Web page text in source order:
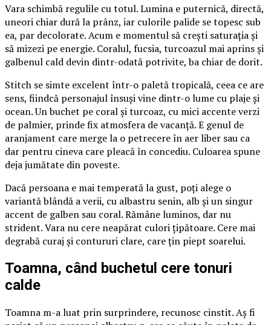
Vara schimbă regulile cu totul. Lumina e puternică, directă,
uneori chiar dură la prânz, iar culorile palide se topesc sub
ea, par decolorate. Acum e momentul să crești saturația și
să mizezi pe energie. Coralul, fucsia, turcoazul mai aprins și
galbenul cald devin dintr-odată potrivite, ba chiar de dorit.
Stitch se simte excelent într-o paletă tropicală, ceea ce are
sens, fiindcă personajul însuși vine dintr-o lume cu plaje și
ocean. Un buchet pe coral și turcoaz, cu mici accente verzi
de palmier, prinde fix atmosfera de vacanță. E genul de
aranjament care merge la o petrecere în aer liber sau ca
dar pentru cineva care pleacă în concediu. Culoarea spune
deja jumătate din poveste.
Dacă persoana e mai temperată la gust, poți alege o
variantă blândă a verii, cu albastru senin, alb și un singur
accent de galben sau coral. Rămâne luminos, dar nu
strident. Vara nu cere neapărat culori țipătoare. Cere mai
degrabă curaj și contururi clare, care țin piept soarelui.
Toamna, când buchetul cere tonuri
calde
Toamna m-a luat prin surprindere, recunosc cinstit. Aș fi